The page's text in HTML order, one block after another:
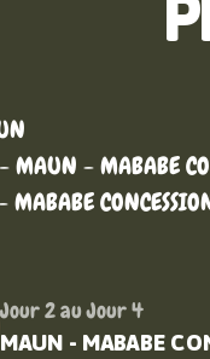
- MABABE
Jour 2 au Jour 4
MAUN - MABABE